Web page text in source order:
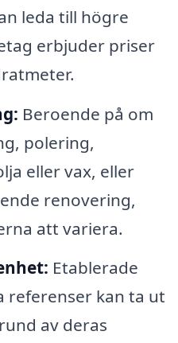
leda till högre
erbjuder priser
Beroende på om
polering,
eller vax, eller
renovering,
att variera.
Etablerade
referenser kan ta ut
av deras